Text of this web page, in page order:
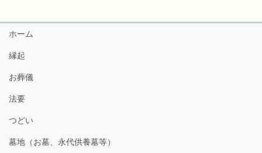
ホーム
縁起
お葬儀
法要
つどい
墓地（お墓、永代供養墓等）